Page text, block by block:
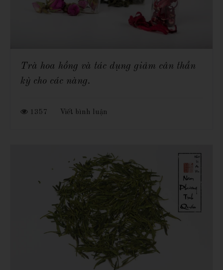
Trà hoa hồng và tác dụng giảm cân thần
kỳ cho các nàng.
1357 Viết bình luận